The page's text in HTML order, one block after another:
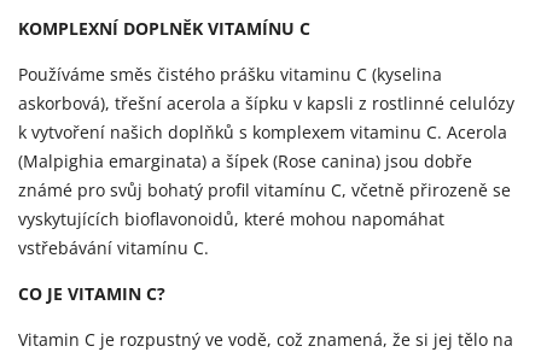
KOMPLEXNÍ DOPLNĚK VITAMÍNU C
Používáme směs čistého prášku vitaminu C (kyselina
askorbová), třešní acerola a šípku v kapsli z rostlinné celulózy
k vytvoření našich doplňků s komplexem vitaminu C. Acerola
(Malpighia emarginata) a šípek (Rose canina) jsou dobře
známé pro svůj bohatý profil vitamínu C, včetně přirozeně se
vyskytujících bioflavonoidů, které mohou napomáhat
vstřebávání vitamínu C.
CO JE VITAMIN C?
Vitamin C je rozpustný ve vodě, což znamená, že si jej tělo na